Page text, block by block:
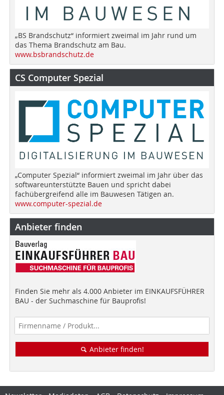
„BS Brandschutz“ informiert zweimal im Jahr rund um
das Thema Brandschutz am Bau.
www.bsbrandschutz.de
CS Computer Spezial
„Computer Spezial“ informiert zweimal im Jahr über das
softwareunterstützte Bauen und spricht dabei
fachübergreifend alle im Bauwesen Tätigen an.
www.computer-spezial.de
Anbieter finden
Finden Sie mehr als 4.000 Anbieter im EINKAUFSFÜHRER
BAU - der Suchmaschine für Bauprofis!
Anbieter finden!